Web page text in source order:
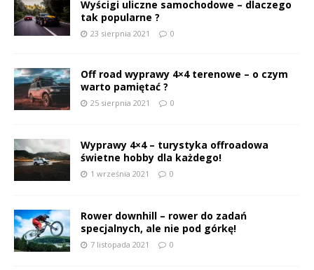
Wyścigi uliczne samochodowe – dlaczego
tak popularne ?
23 sierpnia 2021 0
Off road wyprawy 4×4 terenowe – o czym
warto pamiętać ?
25 sierpnia 2021 0
Wyprawy 4×4 – turystyka offroadowa
świetne hobby dla każdego!
1 września 2021 0
Rower downhill – rower do zadań
specjalnych, ale nie pod górkę!
7 listopada 2021 0